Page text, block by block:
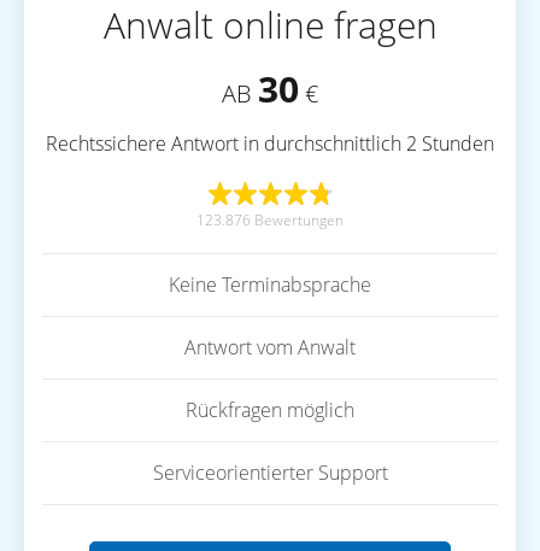
Anwalt online fragen
AB 30 €
Rechtssichere Antwort in durchschnittlich 2 Stunden
123.876 Bewertungen
Keine Terminabsprache
Antwort vom Anwalt
Rückfragen möglich
Serviceorientierter Support